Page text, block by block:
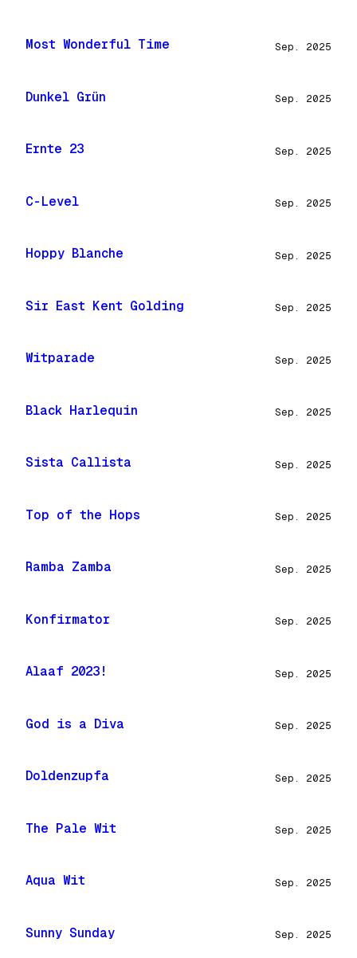
Most Wonderful Time Sep. 2025
Dunkel Grün Sep. 2025
Ernte 23 Sep. 2025
C-Level Sep. 2025
Hoppy Blanche Sep. 2025
Sir East Kent Golding Sep. 2025
Witparade Sep. 2025
Black Harlequin Sep. 2025
Sista Callista Sep. 2025
Top of the Hops Sep. 2025
Ramba Zamba Sep. 2025
Konfirmator Sep. 2025
Alaaf 2023! Sep. 2025
God is a Diva Sep. 2025
Doldenzupfa Sep. 2025
The Pale Wit Sep. 2025
Aqua Wit Sep. 2025
Sunny Sunday Sep. 2025